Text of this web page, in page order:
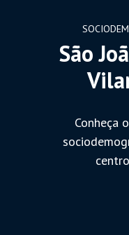
São
Conheça